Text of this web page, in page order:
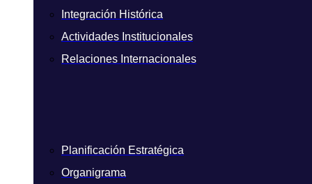
Integración Histórica
Actividades Institucionales
Relaciones Internacionales
Planificación Estratégica
Organigrama